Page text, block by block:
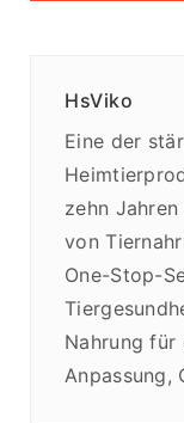
HsViko
Eine der
zehn
von
One-Stop-
Nahrung für
Anpassung,